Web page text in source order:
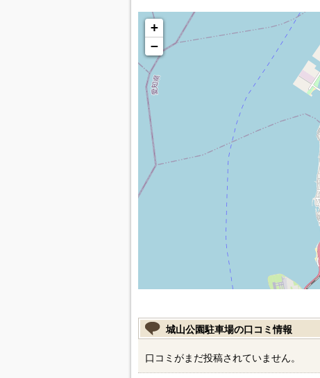
+
−
城山公園駐車場の口コミ情報
口コミがまだ投稿されていません。